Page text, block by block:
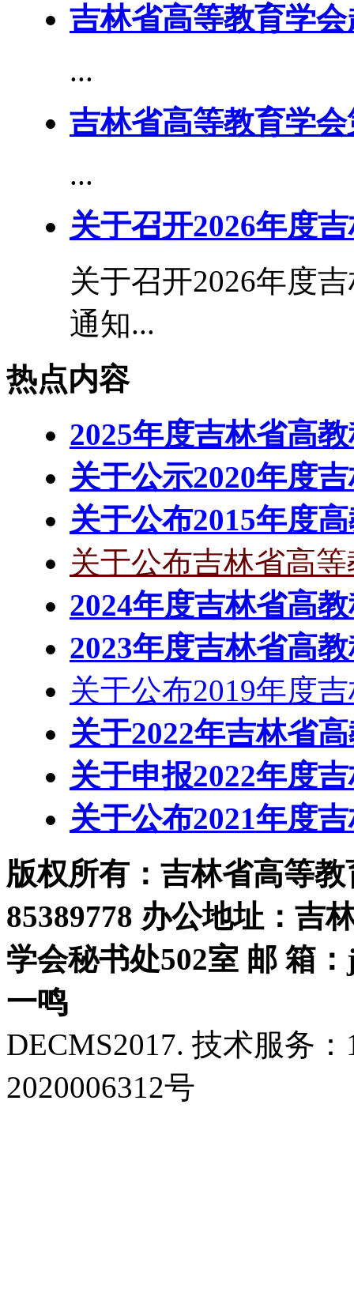
吉林省高等教育学
...
吉林省高等教育学
...
关于召开2026年度
关于召开2026年度
通知...
热点内容
2025年度吉林省高
关于公示2020年度
关于公布2015年度
关于公布吉林省高
2024年度吉林省高
2023年度吉林省高
关于公布2019年度
关于2022年吉林省
关于申报2022年度
关于公布2021年度
版权所有：吉林省高等
85389778 办公地址：吉
学会秘书处502室 邮 箱
一鸣
DECMS2017. 技术服务
2020006312号